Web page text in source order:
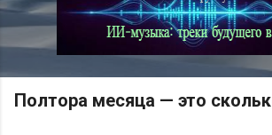
Полтора месяца — это